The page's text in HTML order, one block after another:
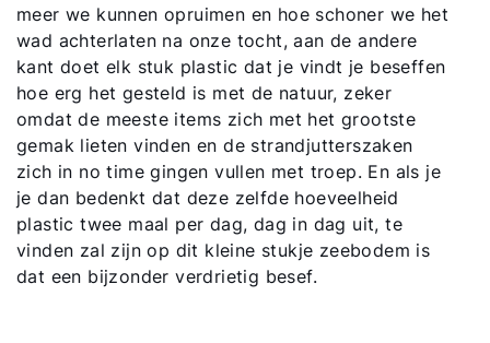
meer we kunnen opruimen en hoe schoner we het
wad achterlaten na onze tocht, aan de andere
kant doet elk stuk plastic dat je vindt je beseffen
hoe erg het gesteld is met de natuur, zeker
omdat de meeste items zich met het grootste
gemak lieten vinden en de strandjutterszaken
zich in no time gingen vullen met troep. En als je
je dan bedenkt dat deze zelfde hoeveelheid
plastic twee maal per dag, dag in dag uit, te
vinden zal zijn op dit kleine stukje zeebodem is
dat een bijzonder verdrietig besef.